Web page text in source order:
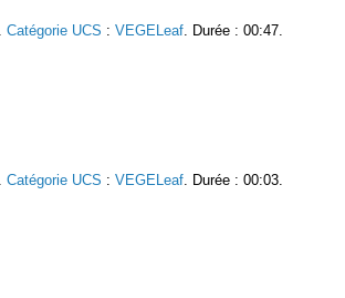
Catégorie UCS : VEGELeaf . Durée : 00:47.
Catégorie UCS : VEGELeaf . Durée : 00:03.